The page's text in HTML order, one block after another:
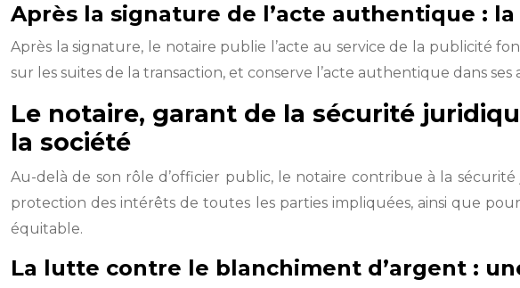
Après la signature de l’acte authentique :
Après la signature, le notaire publie l’acte au service de la publicité
sur les suites de la transaction, et conserve l’acte authentique dans
Le notaire, garant de la sécurité
la société
Au-delà de son rôle d’officier public, le notaire contribue à la
protection des intérêts de toutes les parties impliquées, ainsi que
équitable.
La lutte contre le blanchiment d’argent :